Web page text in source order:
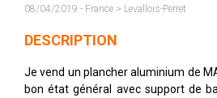
08/04/2019 - France > Levallois-Perret
DESCRIPTION
Je vend un plancher aluminium de
bon état général avec support de